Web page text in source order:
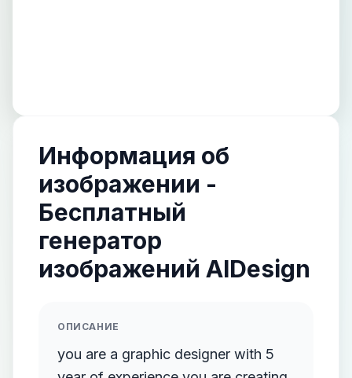
Информация об
изображении -
Бесплатный
генератор
изображений AIDesign
ОПИСАНИЕ
you are a graphic designer with 5